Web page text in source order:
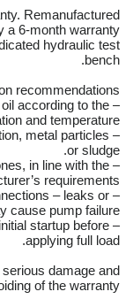
Remanufactured
a 6-month warranty.
hydraulic test
bench.
recommendations:
oil according to the
and temperature.
metal particles
or sludge.
in line with the
requirements.
– leaks or
cause pump failure.
startup before
applying full load.
damage and
of the warranty.